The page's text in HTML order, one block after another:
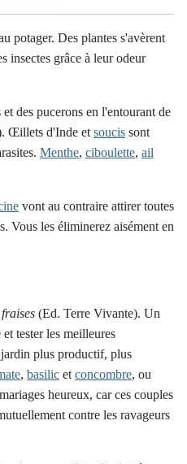
potager. Des plantes s'avèrent
insectes grâce à leur odeur
des pucerons en l'entourant de
Œillets d'Inde et soucis sont
Menthe, ciboulette, ail
vont au contraire attirer toutes
Vous les éliminerez aisément en
(Ed. Terre Vivante). Un
tester les meilleures
plus productif, plus
, basilic et concombre, ou
heureux, car ces couples
contre les ravageurs